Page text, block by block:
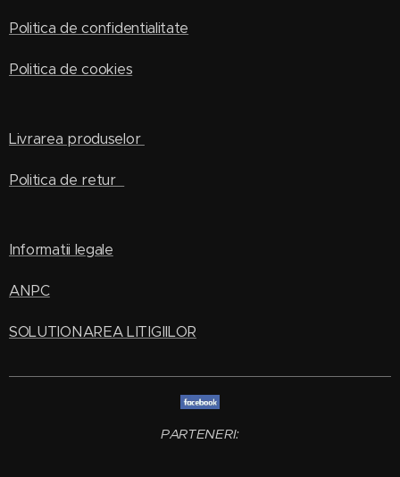
Politica de confidentialitate
Politica de cookies
Livrarea produselor
Politica de retur
Informatii legale
ANPC
SOLUTIONAREA LITIGIILOR
PARTENERI: